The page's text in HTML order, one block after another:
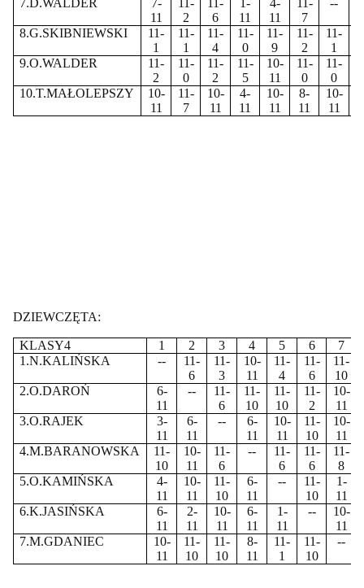
7.D.WALDER
7-
11
11-
2
11-
6
1-
11
4-
11
11-
7
--
8.G.SKIBNIEWSKI
11-
1
11-
1
11-
4
11-
0
11-
9
11-
2
11-
1
9.O.WALDER
11-
2
11-
0
11-
2
11-
5
10-
11
11-
0
11-
0
10.T.MAŁOLEPSZY
10-
11
11-
7
10-
11
4-
11
10-
11
8-
11
10-
11
DZIEWCZĘTA:
KLASY4 1 2 3 4 5 6 7
1.N.KALIŃSKA
--
11-
6
11-
3
10-
11
11-
4
11-
6
11-
10
2.O.DAROŃ
6-
11
--
11-
6
11-
10
11-
10
11-
2
10-
11
3.O.RAJEK
3-
11
6-
11
--
6-
11
10-
11
11-
10
10-
11
4.M.BARANOWSKA
11-
10
10-
11
11-
6
--
11-
6
11-
6
11-
8
5.O.KAMIŃSKA
4-
11
10-
11
11-
10
6-
11
--
11-
10
1-
11
6.K.JASIŃSKA
6-
11
2-
11
10-
11
6-
11
1-
11
--
10-
11
7.M.GDANIEC
10-
11
11-
10
11-
10
8-
11
11-
1
11-
10
--